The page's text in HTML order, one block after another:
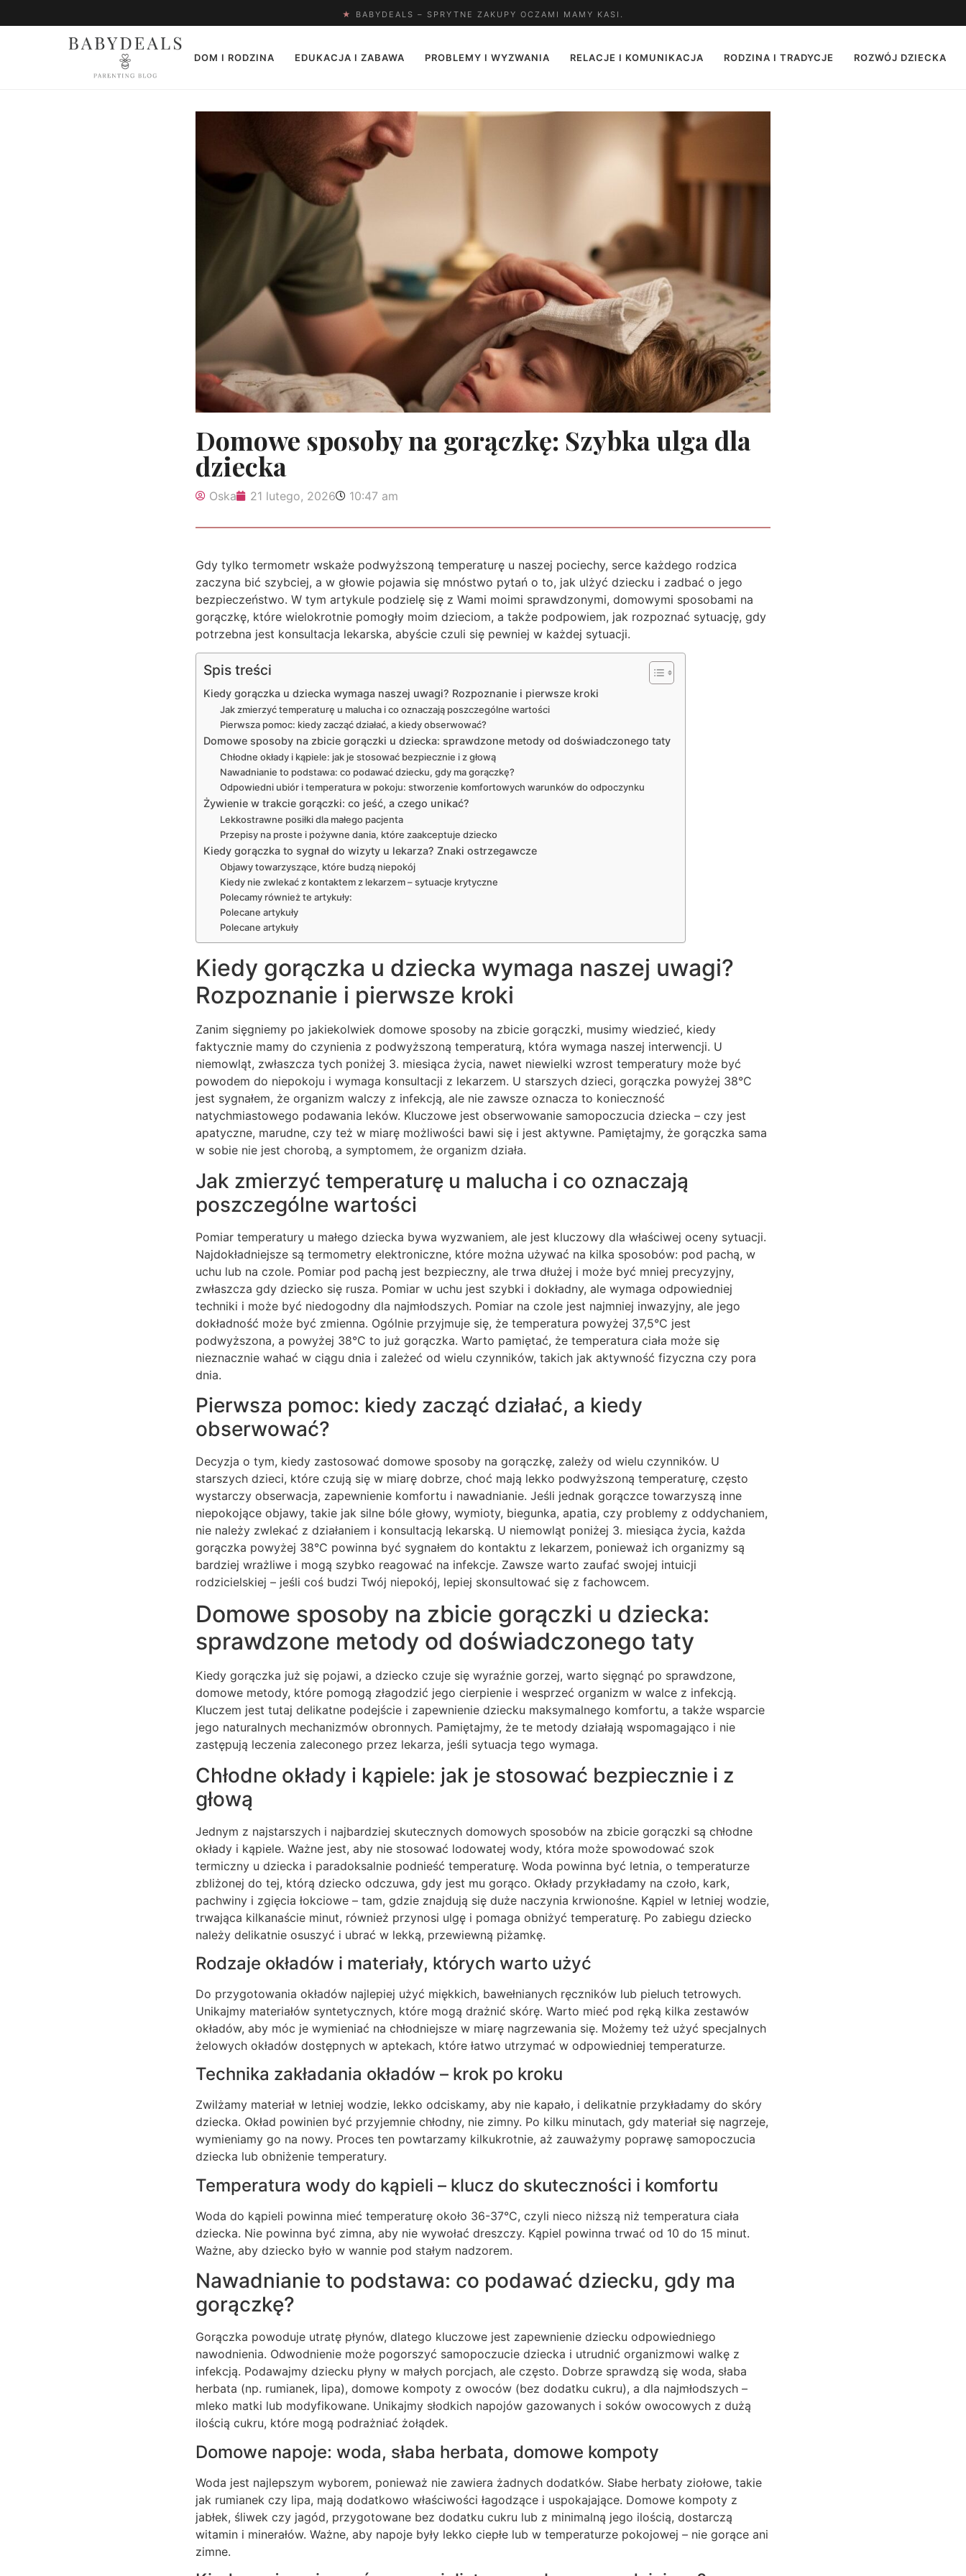
★ BABYDEALS – SPRYTNE ZAKUPY OCZAMI MAMY KASI.
DOM I RODZINA EDUKACJA I ZABAWA PROBLEMY I WYZWANIA RELACJE I KOMUNIKACJA RODZINA I TRADYCJE ROZWÓJ DZIECKA
Domowe sposoby na gorączkę: Szybka ulga dla
dziecka
Oska 21 lutego, 2026 10:47 am
Gdy tylko termometr wskaże podwyższoną temperaturę u naszej pociechy, serce każdego rodzica
zaczyna bić szybciej, a w głowie pojawia się mnóstwo pytań o to, jak ulżyć dziecku i zadbać o jego
bezpieczeństwo. W tym artykule podzielę się z Wami moimi sprawdzonymi, domowymi sposobami na
gorączkę, które wielokrotnie pomogły moim dzieciom, a także podpowiem, jak rozpoznać sytuację, gdy
potrzebna jest konsultacja lekarska, abyście czuli się pewniej w każdej sytuacji.
Spis treści
Kiedy gorączka u dziecka wymaga naszej uwagi? Rozpoznanie i pierwsze kroki
Jak zmierzyć temperaturę u malucha i co oznaczają poszczególne wartości
Pierwsza pomoc: kiedy zacząć działać, a kiedy obserwować?
Domowe sposoby na zbicie gorączki u dziecka: sprawdzone metody od doświadczonego taty
Chłodne okłady i kąpiele: jak je stosować bezpiecznie i z głową
Nawadnianie to podstawa: co podawać dziecku, gdy ma gorączkę?
Odpowiedni ubiór i temperatura w pokoju: stworzenie komfortowych warunków do odpoczynku
Żywienie w trakcie gorączki: co jeść, a czego unikać?
Lekkostrawne posiłki dla małego pacjenta
Przepisy na proste i pożywne dania, które zaakceptuje dziecko
Kiedy gorączka to sygnał do wizyty u lekarza? Znaki ostrzegawcze
Objawy towarzyszące, które budzą niepokój
Kiedy nie zwlekać z kontaktem z lekarzem – sytuacje krytyczne
Polecamy również te artykuły:
Polecane artykuły
Polecane artykuły
Kiedy gorączka u dziecka wymaga naszej uwagi?
Rozpoznanie i pierwsze kroki
Zanim sięgniemy po jakiekolwiek domowe sposoby na zbicie gorączki, musimy wiedzieć, kiedy
faktycznie mamy do czynienia z podwyższoną temperaturą, która wymaga naszej interwencji. U
niemowląt, zwłaszcza tych poniżej 3. miesiąca życia, nawet niewielki wzrost temperatury może być
powodem do niepokoju i wymaga konsultacji z lekarzem. U starszych dzieci, gorączka powyżej 38°C
jest sygnałem, że organizm walczy z infekcją, ale nie zawsze oznacza to konieczność
natychmiastowego podawania leków. Kluczowe jest obserwowanie samopoczucia dziecka – czy jest
apatyczne, marudne, czy też w miarę możliwości bawi się i jest aktywne. Pamiętajmy, że gorączka sama
w sobie nie jest chorobą, a symptomem, że organizm działa.
Jak zmierzyć temperaturę u malucha i co oznaczają
poszczególne wartości
Pomiar temperatury u małego dziecka bywa wyzwaniem, ale jest kluczowy dla właściwej oceny sytuacji.
Najdokładniejsze są termometry elektroniczne, które można używać na kilka sposobów: pod pachą, w
uchu lub na czole. Pomiar pod pachą jest bezpieczny, ale trwa dłużej i może być mniej precyzyjny,
zwłaszcza gdy dziecko się rusza. Pomiar w uchu jest szybki i dokładny, ale wymaga odpowiedniej
techniki i może być niedogodny dla najmłodszych. Pomiar na czole jest najmniej inwazyjny, ale jego
dokładność może być zmienna. Ogólnie przyjmuje się, że temperatura powyżej 37,5°C jest
podwyższona, a powyżej 38°C to już gorączka. Warto pamiętać, że temperatura ciała może się
nieznacznie wahać w ciągu dnia i zależeć od wielu czynników, takich jak aktywność fizyczna czy pora
dnia.
Pierwsza pomoc: kiedy zacząć działać, a kiedy
obserwować?
Decyzja o tym, kiedy zastosować domowe sposoby na gorączkę, zależy od wielu czynników. U
starszych dzieci, które czują się w miarę dobrze, choć mają lekko podwyższoną temperaturę, często
wystarczy obserwacja, zapewnienie komfortu i nawadnianie. Jeśli jednak gorączce towarzyszą inne
niepokojące objawy, takie jak silne bóle głowy, wymioty, biegunka, apatia, czy problemy z oddychaniem,
nie należy zwlekać z działaniem i konsultacją lekarską. U niemowląt poniżej 3. miesiąca życia, każda
gorączka powyżej 38°C powinna być sygnałem do kontaktu z lekarzem, ponieważ ich organizmy są
bardziej wrażliwe i mogą szybko reagować na infekcje. Zawsze warto zaufać swojej intuicji
rodzicielskiej – jeśli coś budzi Twój niepokój, lepiej skonsultować się z fachowcem.
Domowe sposoby na zbicie gorączki u dziecka:
sprawdzone metody od doświadczonego taty
Kiedy gorączka już się pojawi, a dziecko czuje się wyraźnie gorzej, warto sięgnąć po sprawdzone,
domowe metody, które pomogą złagodzić jego cierpienie i wesprzeć organizm w walce z infekcją.
Kluczem jest tutaj delikatne podejście i zapewnienie dziecku maksymalnego komfortu, a także wsparcie
jego naturalnych mechanizmów obronnych. Pamiętajmy, że te metody działają wspomagająco i nie
zastępują leczenia zaleconego przez lekarza, jeśli sytuacja tego wymaga.
Chłodne okłady i kąpiele: jak je stosować bezpiecznie i z
głową
Jednym z najstarszych i najbardziej skutecznych domowych sposobów na zbicie gorączki są chłodne
okłady i kąpiele. Ważne jest, aby nie stosować lodowatej wody, która może spowodować szok
termiczny u dziecka i paradoksalnie podnieść temperaturę. Woda powinna być letnia, o temperaturze
zbliżonej do tej, którą dziecko odczuwa, gdy jest mu gorąco. Okłady przykładamy na czoło, kark,
pachwiny i zgięcia łokciowe – tam, gdzie znajdują się duże naczynia krwionośne. Kąpiel w letniej wodzie,
trwająca kilkanaście minut, również przynosi ulgę i pomaga obniżyć temperaturę. Po zabiegu dziecko
należy delikatnie osuszyć i ubrać w lekką, przewiewną piżamkę.
Rodzaje okładów i materiały, których warto użyć
Do przygotowania okładów najlepiej użyć miękkich, bawełnianych ręczników lub pieluch tetrowych.
Unikajmy materiałów syntetycznych, które mogą drażnić skórę. Warto mieć pod ręką kilka zestawów
okładów, aby móc je wymieniać na chłodniejsze w miarę nagrzewania się. Możemy też użyć specjalnych
żelowych okładów dostępnych w aptekach, które łatwo utrzymać w odpowiedniej temperaturze.
Technika zakładania okładów – krok po kroku
Zwilżamy materiał w letniej wodzie, lekko odciskamy, aby nie kapało, i delikatnie przykładamy do skóry
dziecka. Okład powinien być przyjemnie chłodny, nie zimny. Po kilku minutach, gdy materiał się nagrzeje,
wymieniamy go na nowy. Proces ten powtarzamy kilkukrotnie, aż zauważymy poprawę samopoczucia
dziecka lub obniżenie temperatury.
Temperatura wody do kąpieli – klucz do skuteczności i komfortu
Woda do kąpieli powinna mieć temperaturę około 36-37°C, czyli nieco niższą niż temperatura ciała
dziecka. Nie powinna być zimna, aby nie wywołać dreszczy. Kąpiel powinna trwać od 10 do 15 minut.
Ważne, aby dziecko było w wannie pod stałym nadzorem.
Nawadnianie to podstawa: co podawać dziecku, gdy ma
gorączkę?
Gorączka powoduje utratę płynów, dlatego kluczowe jest zapewnienie dziecku odpowiedniego
nawodnienia. Odwodnienie może pogorszyć samopoczucie dziecka i utrudnić organizmowi walkę z
infekcją. Podawajmy dziecku płyny w małych porcjach, ale często. Dobrze sprawdzą się woda, słaba
herbata (np. rumianek, lipa), domowe kompoty z owoców (bez dodatku cukru), a dla najmłodszych –
mleko matki lub modyfikowane. Unikajmy słodkich napojów gazowanych i soków owocowych z dużą
ilością cukru, które mogą podrażniać żołądek.
Domowe napoje: woda, słaba herbata, domowe kompoty
Woda jest najlepszym wyborem, ponieważ nie zawiera żadnych dodatków. Słabe herbaty ziołowe, takie
jak rumianek czy lipa, mają dodatkowo właściwości łagodzące i uspokajające. Domowe kompoty z
jabłek, śliwek czy jagód, przygotowane bez dodatku cukru lub z minimalną jego ilością, dostarczą
witamin i minerałów. Ważne, aby napoje były lekko ciepłe lub w temperaturze pokojowej – nie gorące ani
zimne.